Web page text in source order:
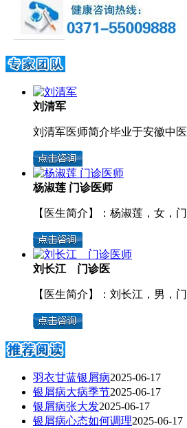
刘清军
刘清军医师简介毕业于安徽中
杨淑莲 门诊医师
【医生简介】：杨淑莲，女，
刘长江 门诊医
【医生简介】：刘长江，男，
羽衣甘蓝银屑病2025-06-17
银屑病大病季节2025-06-17
银屑病张大发2025-06-17
银屑病心态如何调理2025-06-17